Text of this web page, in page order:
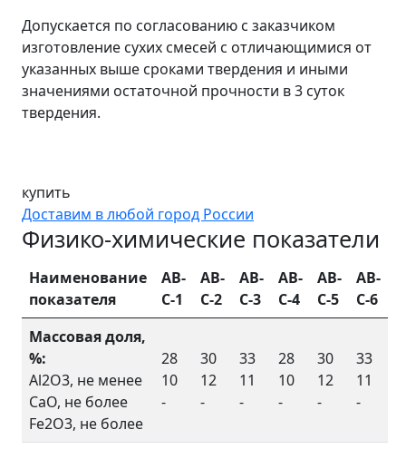
Допускается по согласованию с заказчиком
изготовление сухих смесей с отличающимися от
указанных выше сроками твердения и иными
значениями остаточной прочности в 3 суток
твердения.
купить
Доставим в любой город России
Физико-химические показатели
Наименование
показателя
AB-
C-1
AB-
C-2
AB-
C-3
AB-
C-4
AB-
C-5
AB-
C-6
Массовая доля,
%:
Al2O3, не менее
CaO, не более
Fe2O3, не более
28
10
-
30
12
-
33
11
-
28
10
-
30
12
-
33
11
-